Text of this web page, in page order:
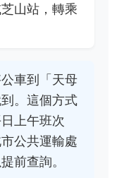
山站，轉乘
車到「天母
。這個方式
上午班次
公共運輸處
前查詢。